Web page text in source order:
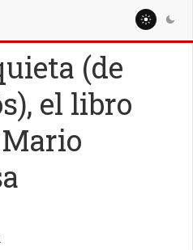
(de
el libro